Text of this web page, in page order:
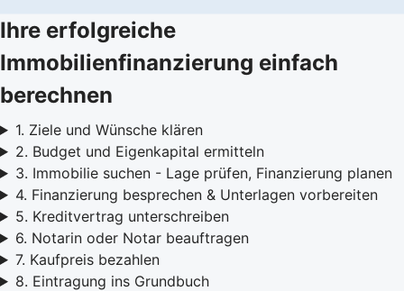
Ihre erfolgreiche
Immobilienfinanzierung einfach
berechnen
1. Ziele und Wünsche klären
2. Budget und Eigenkapital ermitteln
3. Immobilie suchen - Lage prüfen, Finanzierung planen
4. Finanzierung besprechen & Unterlagen vorbereiten
5. Kreditvertrag unterschreiben
6. Notarin oder Notar beauftragen
7. Kaufpreis bezahlen
8. Eintragung ins Grundbuch